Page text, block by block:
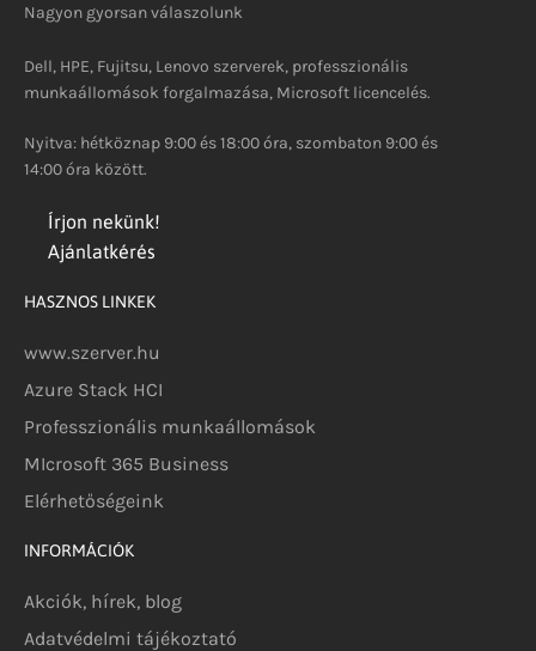
Nagyon gyorsan válaszolunk
Dell, HPE, Fujitsu, Lenovo szerverek, professzionális
munkaállomások forgalmazása, Microsoft licencelés.
Nyitva: hétköznap 9:00 és 18:00 óra, szombaton 9:00 és
14:00 óra között.
Írjon nekünk!
Ajánlatkérés
HASZNOS LINKEK
www.szerver.hu
Azure Stack HCI
Professzionális munkaállomások
MIcrosoft 365 Business
Elérhetőségeink
INFORMÁCIÓK
Akciók, hírek, blog
Adatvédelmi tájékoztató